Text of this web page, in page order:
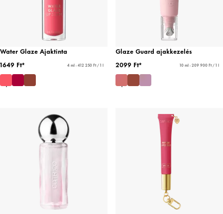
Water Glaze Ajaktinta
1649 Ft*
4 ml - 412 250 Ft / 1 l
Glaze Guard ajakkezelés
2099 Ft*
10 ml - 209 900 Ft / 1 l